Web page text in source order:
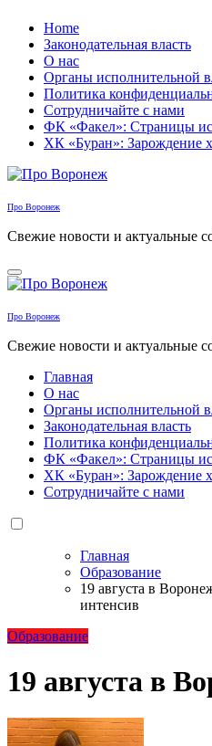
Перейти
содержанию
Home
Законодательная власть
О нас
Органы исполнительной
Политика
Сотрудничайте с нами
ФК «Факел»: Страницы
ХК «Буран»: Зарождение
Про Воронеж
Свежие новости и актуальные
Про Воронеж
Свежие новости и актуальные
Главная
О нас
Органы исполнительной
Законодательная власть
Политика
ФК «Факел»: Страницы
ХК «Буран»: Зарождение
Сотрудничайте с нами
Главная
Образование
19 августа в
интенсив
Образование
19 августа в